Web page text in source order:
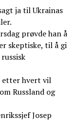
ja til Ukrainas
prøvde han å
skeptiske, til å gi
etter hvert vil
Russland og
Josep